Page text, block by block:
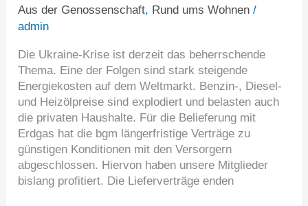
Aus der Genossenschaft, Rund ums Wohnen /
admin
Die Ukraine-Krise ist derzeit das beherrschende
Thema. Eine der Folgen sind stark steigende
Energiekosten auf dem Weltmarkt. Benzin-, Diesel-
und Heizölpreise sind explodiert und belasten auch
die privaten Haushalte. Für die Belieferung mit
Erdgas hat die bgm längerfristige Verträge zu
günstigen Konditionen mit den Versorgern
abgeschlossen. Hiervon haben unsere Mitglieder
bislang profitiert. Die Lieferverträge enden
sparen!